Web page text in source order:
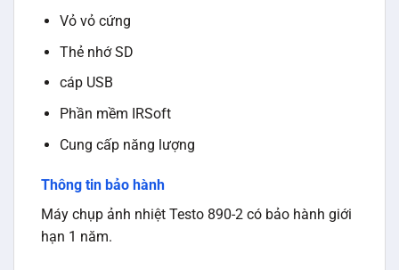
Vỏ vỏ cứng
Thẻ nhớ SD
cáp USB
Phần mềm IRSoft
Cung cấp năng lượng
Thông tin bảo hành
Máy chụp ảnh nhiệt Testo 890-2 có bảo hành giới
hạn 1 năm.